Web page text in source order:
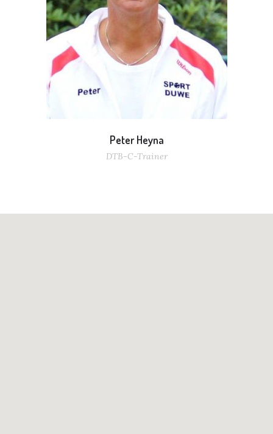
Peter Heyna
DTB-C-Trainer